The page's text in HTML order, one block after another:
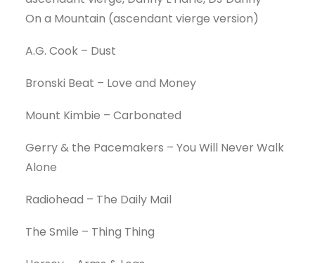
On a Mountain (ascendant vierge version)
A.G. Cook – Dust
Bronski Beat – Love and Money
Mount Kimbie – Carbonated
Gerry & the Pacemakers – You Will Never Walk
Alone
Radiohead – The Daily Mail
The Smile – Thing Thing